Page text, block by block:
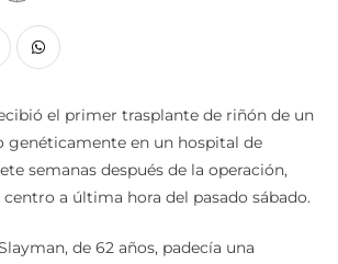
el primer trasplante de riñón de un
genéticamente en un hospital de
semanas después de la operación,
a última hora del pasado sábado.
de 62 años, padecía una